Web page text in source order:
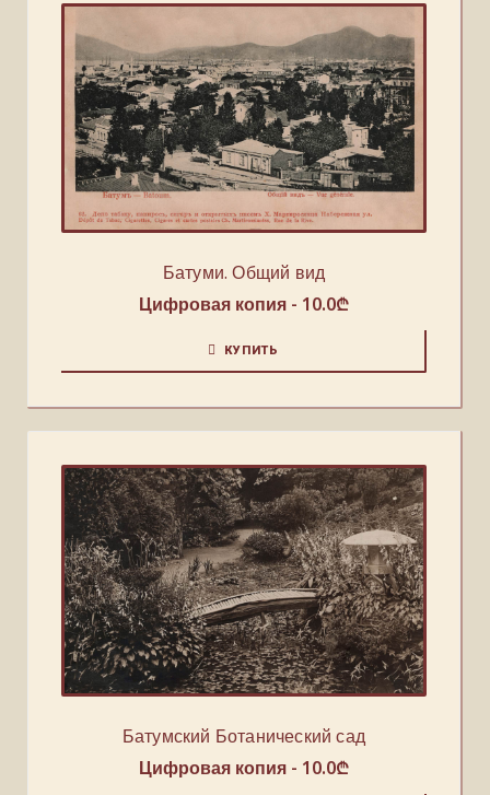
Батуми. Общий вид
Цифровая копия - 10.0₾
КУПИТЬ
Батумский Ботанический сад
Цифровая копия - 10.0₾